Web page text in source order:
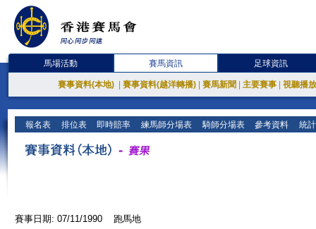
馬場活動 賽馬資訊 足球資訊
賽事資料(本地) 賽事資料(越洋轉播) 賽馬新聞 主要賽事 視聽播
報名表 排位表 即時賠率 練馬師分場表 騎師分場表 參考資料 統
賽事日期: 07/11/1990 跑馬地